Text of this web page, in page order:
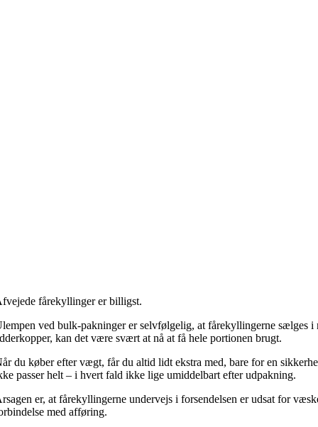
fårekyllinger er billigst.
ved bulk-pakninger er selvfølgelig, at fårekyllingerne sælges
kan det være svært at nå at få hele portionen brugt.
du køber efter vægt, får du altid lidt ekstra med, bare for en
passer helt – i hvert fald ikke lige umiddelbart efter udpakning.
er, at fårekyllingerne undervejs i forsendelsen er udsat for
med afføring.